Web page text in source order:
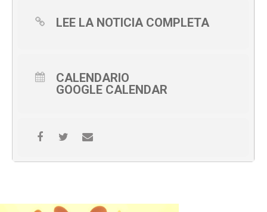
LEE LA NOTICIA COMPLETA
CALENDARIO
GOOGLE CALENDAR